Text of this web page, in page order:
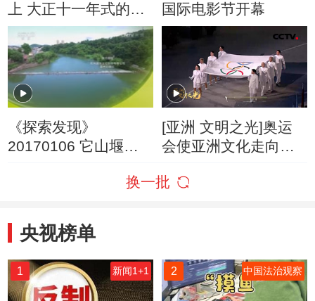
上 大正十一年式的最
大“对手”——捷克式
ZB-26轻机枪
国际电影节开幕
《探索发现》
20170106 它山堰
[亚洲 文明之光]奥运
会使亚洲文化走向世
换一批
央视榜单
1 新闻1+1 2 中国法治观察